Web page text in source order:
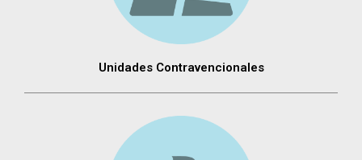
Unidades Contravencionales